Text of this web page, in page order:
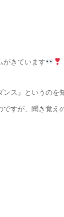
がきています
ス』というの
すが、聞き覚